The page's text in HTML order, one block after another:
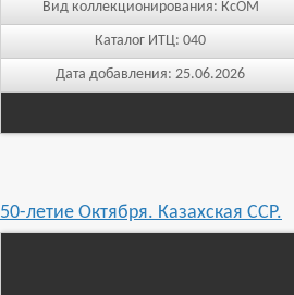
Вид коллекционирования: КсОМ
Каталог ИТЦ: 040
Дата добавления: 25.06.2026
50-летие Октября. Казахская ССР.